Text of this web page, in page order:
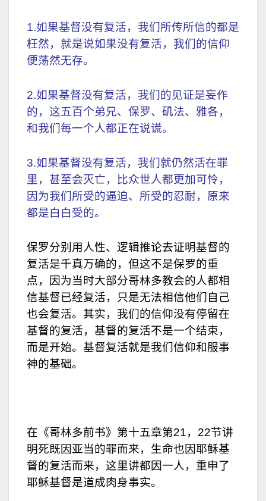
1.如果基督没有复活，我们所传所信的都是
枉然，就是说如果没有复活，我们的信仰
便荡然无存。
2.如果基督没有复活，我们的见证是妄作
的，这五百个弟兄、保罗、矶法、雅各，
和我们每一个人都正在说谎。
3.如果基督没有复活，我们就仍然活在罪
里，甚至会灭亡，比众世人都更加可怜，
因为我们所受的逼迫、所受的忍耐，原来
都是白白受的。
保罗分别用人性、逻辑推论去证明基督的
复活是千真万确的，但这不是保罗的重
点，因为当时大部分哥林多教会的人都相
信基督已经复活，只是无法相信他们自己
也会复活。其实，我们的信仰没有停留在
基督的复活，基督的复活不是一个结束，
而是开始。基督复活就是我们信仰和服事
神的基础。
在《哥林多前书》第十五章第21，22节讲
明死既因亚当的罪而来，生命也因耶稣基
督的复活而来，这里讲都因一人，重申了
耶稣基督是道成肉身事实。